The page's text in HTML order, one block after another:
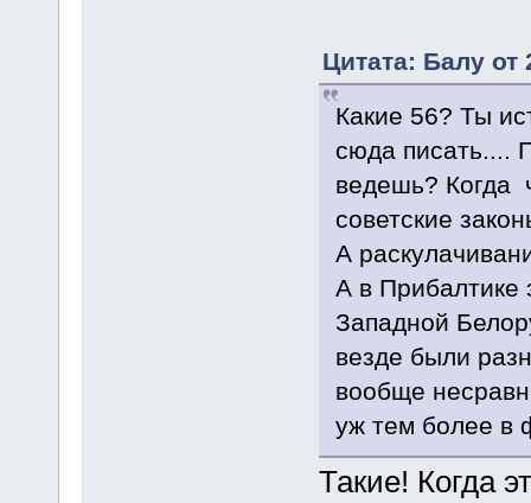
Цитата: Балу от
Какие 56? Ты
сюда писать....
ведешь? Когда
советские
А
А в Прибалтике
Западной
везде были
вообще
уж тем более в
Такие! Когда